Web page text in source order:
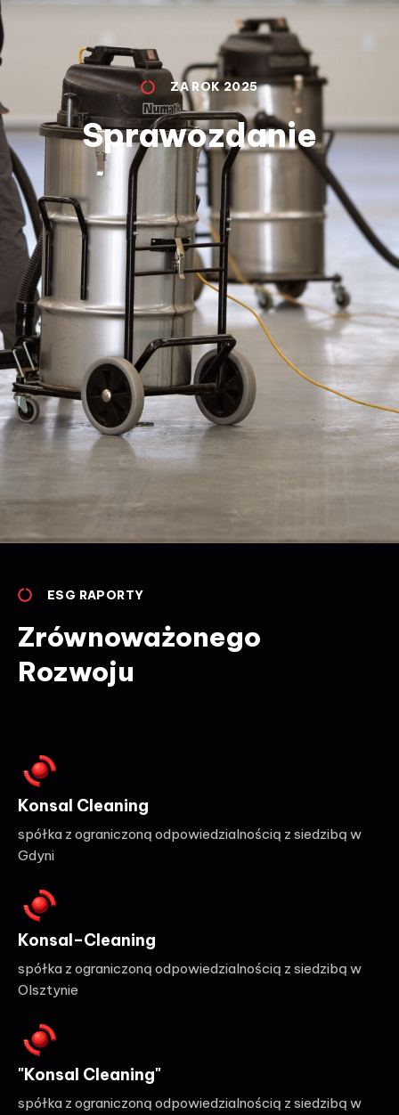
ZA ROK 2025
Sprawozdanie
ESG RAPORTY
Zrównoważonego
Rozwoju
Konsal Cleaning
spółka z ograniczoną odpowiedzialnością z siedzibą w
Gdyni
Konsal–Cleaning
spółka z ograniczoną odpowiedzialnością z siedzibą w
Olsztynie
"Konsal Cleaning"
spółka z ograniczoną odpowiedzialnością z siedzibą w